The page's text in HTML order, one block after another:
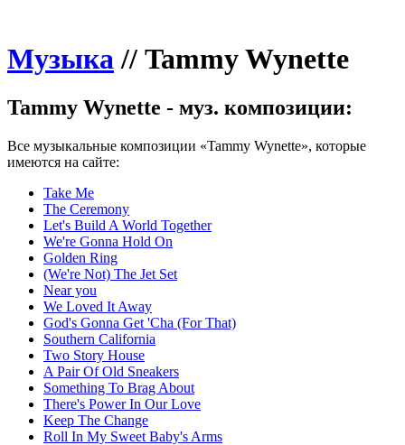
Музыка// Tammy Wynette
Tammy Wynette - муз. композиции:
Все музыкальные композиции «Tammy Wynette», которые
имеются на сайте:
Take Me
The Ceremony
Let's Build A World Together
We're Gonna Hold On
Golden Ring
(We're Not) The Jet Set
Near you
We Loved It Away
God's Gonna Get 'Cha (For That)
Southern California
Two Story House
A Pair Of Old Sneakers
Something To Brag About
There's Power In Our Love
Keep The Change
Roll In My Sweet Baby's Arms